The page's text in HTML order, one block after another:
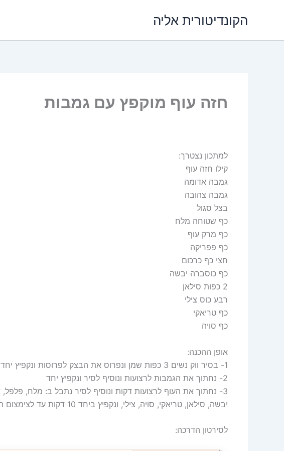
הקונדיטורית אליה
חזה עוף מוקפץ עם גמבות
למתכון נצטרך:
קילו חזה עוף
גמבה אדומה
גמבה צהובה
בצל סגול
כף שטוחה מלח
כף מרק עוף
כף פפריקה
חצי כף כרכום
כף כוסברה יבשה
2 כפות סילאן
רבע כוס צילי
כף טריאקי
כף סויה
אופן ההכנה:
1- בסיר ווק נשים 3 כפות שמן ונפרוס את הבצק לפרוסות ונקפיץ יחד
2- נחתוך את הגמבות לרצועות ונוסיף לסיר ונקפיץ יחד
3- נחתוך את העוף לרצועות דקות ונוסיף לסיר נתבל ב: מלח,
יבשה, סילאן, טריאקי, סויה, צילי, ונקפיץ ביחד 10 דקות עד לצימצום הרטבים ובישול החזה עוף ונגיש
לסירטון הדרכה: